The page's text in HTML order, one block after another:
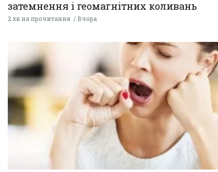
затемнення і геомагнітних коливань
2 хв на прочитання Вчора